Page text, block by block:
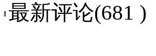
最新评论(681 )